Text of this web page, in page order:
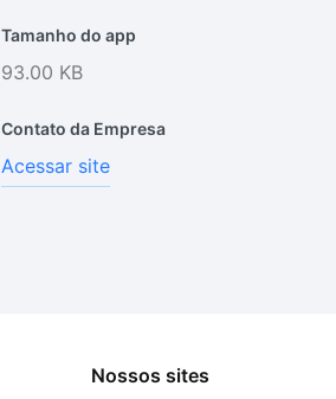
Tamanho do app
93.00 KB
Contato da Empresa
Acessar site
Nossos sites